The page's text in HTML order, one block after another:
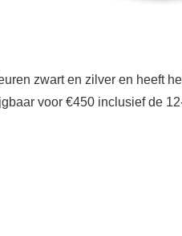
zwart en zilver en heeft
voor €450 inclusief de